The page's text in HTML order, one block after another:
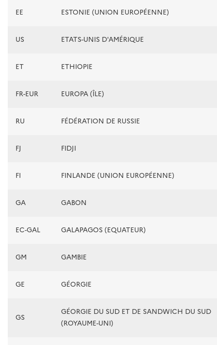
EE ESTONIE (UNION EUROPÉENNE)
US ETATS-UNIS D'AMÉRIQUE
ET ETHIOPIE
FR-EUR EUROPA (ÎLE)
RU FÉDÉRATION DE RUSSIE
FJ FIDJI
FI FINLANDE (UNION EUROPÉENNE)
GA GABON
EC-GAL GALAPAGOS (EQUATEUR)
GM GAMBIE
GE GÉORGIE
GS
GÉORGIE DU SUD ET DE SANDWICH DU SUD
(ROYAUME-UNI)